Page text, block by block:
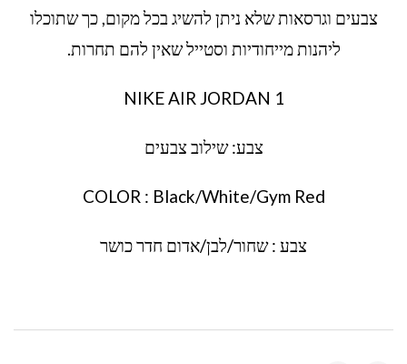
צבעים וגרסאות שלא ניתן להשיג בכל מקום, כך שתוכלו
ליהנות מייחודיות וסטייל שאין להם תחרות.
NIKE AIR JORDAN 1
צבע: שילוב צבעים
COLOR : Black/White/Gym Red
צבע : שחור/לבן/אדום חדר כושר